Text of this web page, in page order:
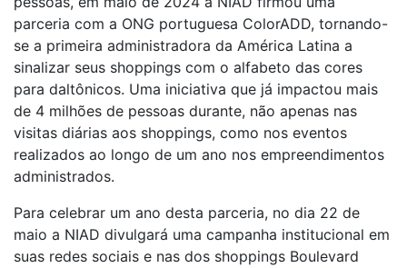
parceria com a ONG portuguesa ColorADD, tornando-
se a primeira administradora da América Latina a
sinalizar seus shoppings com o alfabeto das cores
para daltônicos. Uma iniciativa que já impactou mais
de 4 milhões de pessoas durante, não apenas nas
visitas diárias aos shoppings, como nos eventos
realizados ao longo de um ano nos empreendimentos
administrados.
Para celebrar um ano desta parceria, no dia 22 de
maio a NIAD divulgará uma campanha institucional em
suas redes sociais e nas dos shoppings Boulevard